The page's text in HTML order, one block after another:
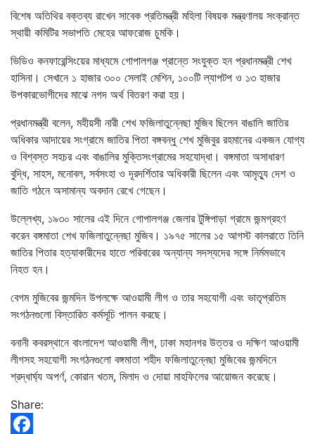
বিশেষ অতিথির বক্তব্য রাখেন সাবেক প্রতিমন্ত্রী মহিলা বিষয়ক মন্ত্রণালয় সংক্রান্ত
স্থায়ী কমিটির সভাপতি মেহের আফরোজ চুমকি।
ভিডিও কনফারেন্সিংয়ের মাধ্যমে গোপালগঞ্জ প্রান্তে সংযুক্ত হন প্রধানমন্ত্রী শেখ
হাসিনা। সেখানে ১ হাজার ৩০০ সেলাই মেশিন, ১০০টি ল্যাপটপ ও ১৩ হাজার
উপকারভোগীদের মাঝে নগদ অর্থ বিতরণ করা হয়।
প্রধানমন্ত্রী বলেন, মহীয়সী নারী শেখ ফজিলাতুন্নেছা মুজিব ছিলেন বাঙালি জাতির
অধিকার আদায়ের সংগ্রামে জাতির পিতা বঙ্গবন্ধু শেখ মুজিবুর রহমানের একজন যোগ্য
ও বিশ্বস্ত সহচর এবং বাঙালির মুক্তিসংগ্রামের সহযোদ্ধা। বঙ্গমাতা অসাধারণ
বুদ্ধি, সাহস, মনোবল, সর্বসংহা ও দূরদর্শিতার অধিকারী ছিলেন এবং আমৃত্যু দেশ ও
জাতি গঠনে অসামান্য অবদান রেখে গেছেন।
উল্লেখ্য, ১৯৩০ সালের এই দিনে গোপালগঞ্জ জেলার টুঙ্গিপাড়া গ্রামে জন্মগ্রহণ
করেন বঙ্গমাতা শেখ ফজিলাতুন্নেছা মুজিব। ১৯৭৫ সালের ১৫ আগস্ট কালরাতে তিনি
জাতির পিতার হত্যাকারীদের হাতে পরিবারের অন্যান্য সদস্যদের সঙ্গে নির্মমভাবে
নিহত হন।
বেগম মুজিবের জন্মদিন উপলক্ষে আওয়ামী লীগ ও তার সহযোগী এবং ভাতৃপ্রতিম
সংগঠনগুলো বিস্তারিত কর্মসূচি পালন করছে।
বনানী কবরস্থানে বাংলাদেশ আওয়ামী লীগ, ঢাকা মহানগর উত্তর ও দক্ষিণ আওয়ামী
লীগসহ সহযোগী সংগঠনগুলো বঙ্গমাতা শহীদ ফজিলাতুন্নেছা মুজিবের জন্মদিনে
শ্রদ্ধার্ঘ্য অপর্ণ, কোরান খতম, মিলাদ ও দোয়া মাহফিলের আয়োজন করেছে।
Share: